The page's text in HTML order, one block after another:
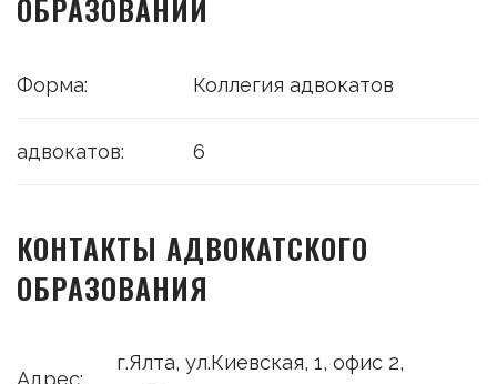
ОБРАЗОВАНИИ
Форма: Коллегия адвокатов
адвокатов: 6
КОНТАКТЫ АДВОКАТСКОГО
ОБРАЗОВАНИЯ
Адрес:
г.Ялта, ул.Киевская, 1, офис 2,